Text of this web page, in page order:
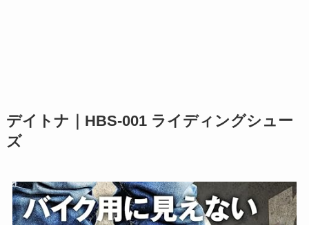
デイトナ｜HBS-001 ライディングシュー
ズ